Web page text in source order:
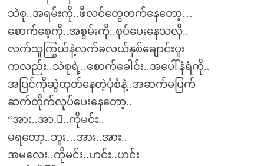
သဲစု..အရမ်းကို..ဖီလင်တွေတက်နေတော့…
စောက်စေ့ကို..အစွမ်းကို..စုပ်ပေးနေသလို..
လက်သူကြွယ်နဲ့လက်ခလယ်နှစ်ချောင်းပူး
ကလည်း..သဲစုရဲ့..စောက်ခေါင်း..အပေါ်နံရံကို..
အပြင်ကိုဆွဲထုတ်နေတဲ့ပုံစံနဲ့..အဆက်မပြက်
ဆက်တိုက်လုပ်ပေးနေတော့..
“အား..အာ.း..ကိုမင်း..
မရတော့..ဘူး…အား..အား..
အမလေး..ကိုမင်း..ဟင်း..ဟင်း